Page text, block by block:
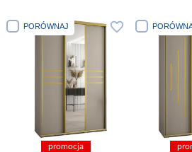
PORÓWNAJ
promocja